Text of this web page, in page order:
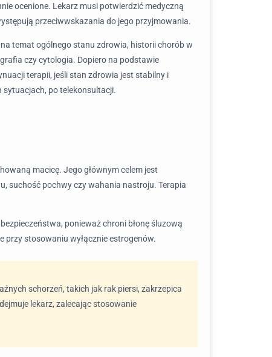
ocenione. Lekarz musi potwierdzić medyczną
przeciwwskazania do jego przyjmowania.
temat ogólnego stanu zdrowia, historii chorób w
czy cytologia. Dopiero na podstawie
terapii, jeśli stan zdrowia jest stabilny i
po telekonsultacji.
macicę. Jego głównym celem jest
suchość pochwy czy wahania nastroju. Terapia
ponieważ chroni błonę śluzową
przy stosowaniu wyłącznie estrogenów.
schorzeń, takich jak rak piersi, zakrzepica
lekarz, zalecając stosowanie